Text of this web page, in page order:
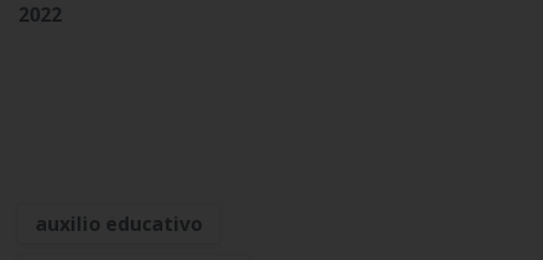
2022
auxilio educativo